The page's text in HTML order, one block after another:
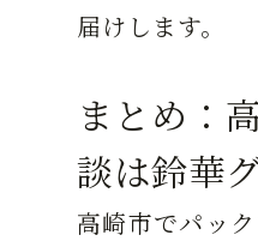
届けします。
まとめ：
談は鈴華
高崎市でパッ